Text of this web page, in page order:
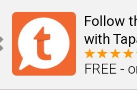
Follow
with
FREE -